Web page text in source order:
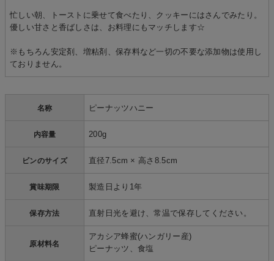
忙しい朝、トーストに乗せて食べたり、クッキーにはさんでみたり。
優しい甘さと香ばしさは、お料理にもマッチします☆
※もちろん安定剤、増粘剤、保存料など一切の不要な添加物は使用し
ておりません。
名称 ピーナッツハニー
内容量 200g
ビンのサイズ 直径7.5cm × 高さ8.5cm
賞味期限 製造日より1年
保存方法 直射日光を避け、常温で保存してください。
原材料名
アカシア蜂蜜(ハンガリー産)
ピーナッツ、食塩